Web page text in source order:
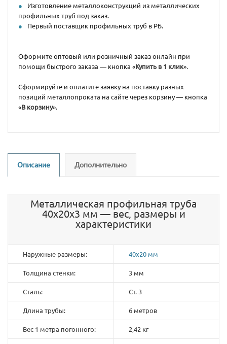
Изготовление металлоконструкций из металлических
профильных труб под заказ.
Первый поставщик профильных труб в РБ.
Оформите оптовый или розничный заказ онлайн при
помощи быстрого заказа — кнопка «Купить в 1 клик».
Сформируйте и оплатите заявку на поставку разных
позиций металлопроката на сайте через корзину — кнопка
«В корзину».
Описание Дополнительно
Металлическая профильная труба
40х20х3 мм — вес, размеры и
характеристики
Наружные размеры: 40х20 мм
Толщина стенки: 3 мм
Сталь: Ст. 3
Длина трубы: 6 метров
Вес 1 метра погонного: 2,42 кг